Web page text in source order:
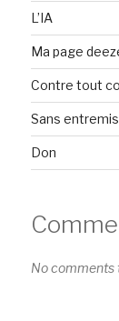
L’IA
Ma page
Contre tout
Sans
Don
No comments